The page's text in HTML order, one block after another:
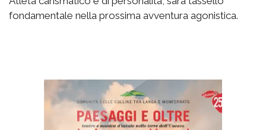
fondamentale nella prossima avventura agonistica.